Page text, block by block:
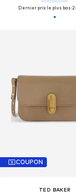
Dernier prix le plus bas :
COUPON
TED BAKER